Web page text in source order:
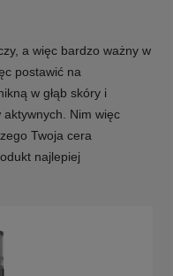
a więc bardzo ważny w
postawić na
w głąb skóry i
aktywnych. Nim więc
Twoja cera
najlepiej